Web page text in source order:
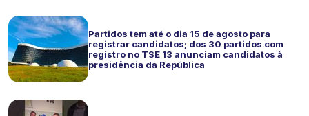
Partidos tem até o dia 15 de agosto para
registrar candidatos; dos 30 partidos com
registro no TSE 13 anunciam candidatos à
presidência da República